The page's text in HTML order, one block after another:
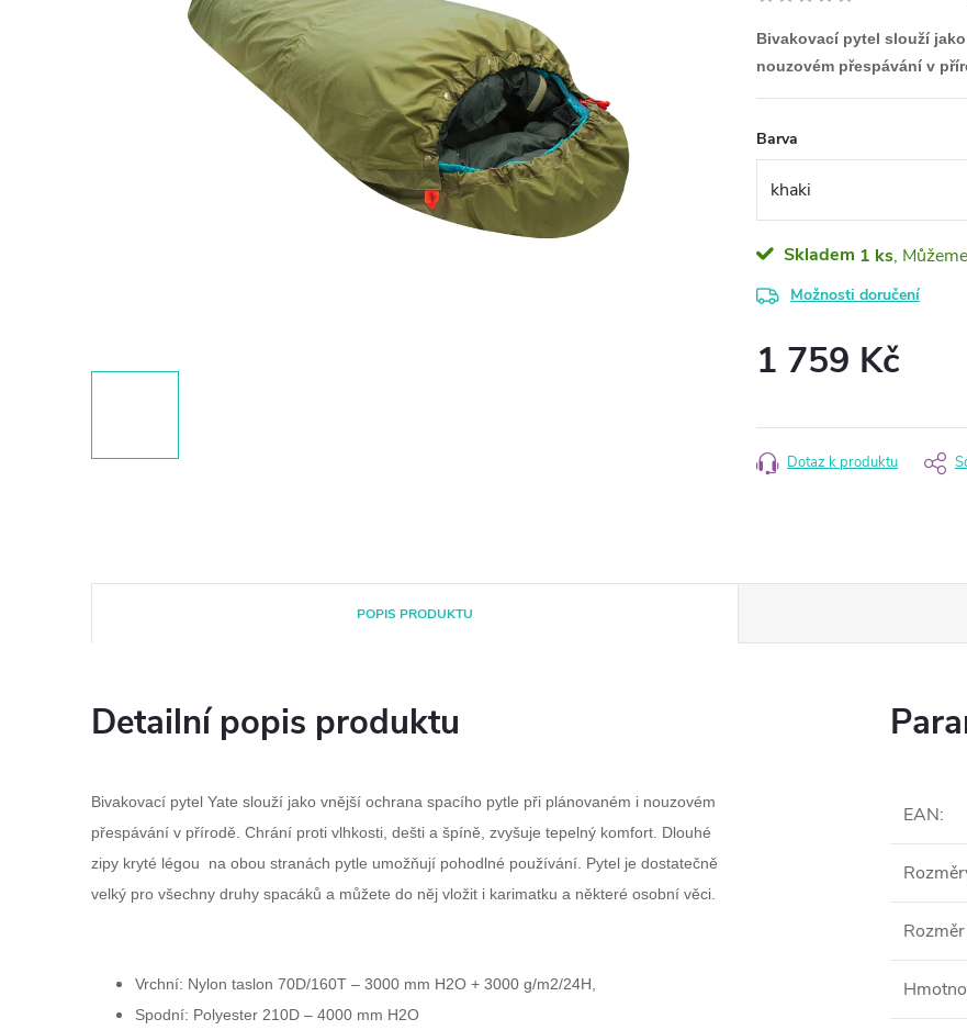
Bivakovací pytel slouží
nouzovém přespávání v
Barva
Skladem 1 ks
Možnosti doručení
1 759 Kč
Dotaz k produktu
POPIS PRODUKTU
Detailní popis produktu
Bivakovací pytel Yate slouží jako vnější ochrana spacího pytle při plánovaném i nouzovém
přespávání v přírodě. Chrání proti vlhkosti, dešti a špíně, zvyšuje tepelný komfort. Dlouhé
zipy kryté légou na obou stranách pytle umožňují pohodlné používání. Pytel je dostatečně
velký pro všechny druhy spacáků a můžete do něj vložit i karimatku a některé osobní věci.
Vrchní: Nylon taslon 70D/160T – 3000 mm H2O + 3000 g/m2/24H,
Spodní: Polyester 210D – 4000 mm H2O
EAN: